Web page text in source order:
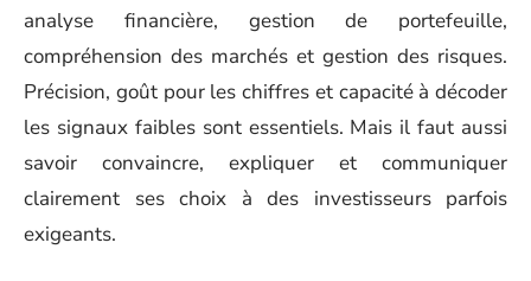
analyse financière, gestion de portefeuille,
compréhension des marchés et gestion des risques.
Précision, goût pour les chiffres et capacité à décoder
les signaux faibles sont essentiels. Mais il faut aussi
savoir convaincre, expliquer et communiquer
clairement ses choix à des investisseurs parfois
exigeants.